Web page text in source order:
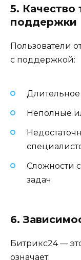
5. Качество
поддержки
Пользователи
с поддержкой:
Длительное
Неполные
Сложности
задач
6.
Битрикс24 —
означает: